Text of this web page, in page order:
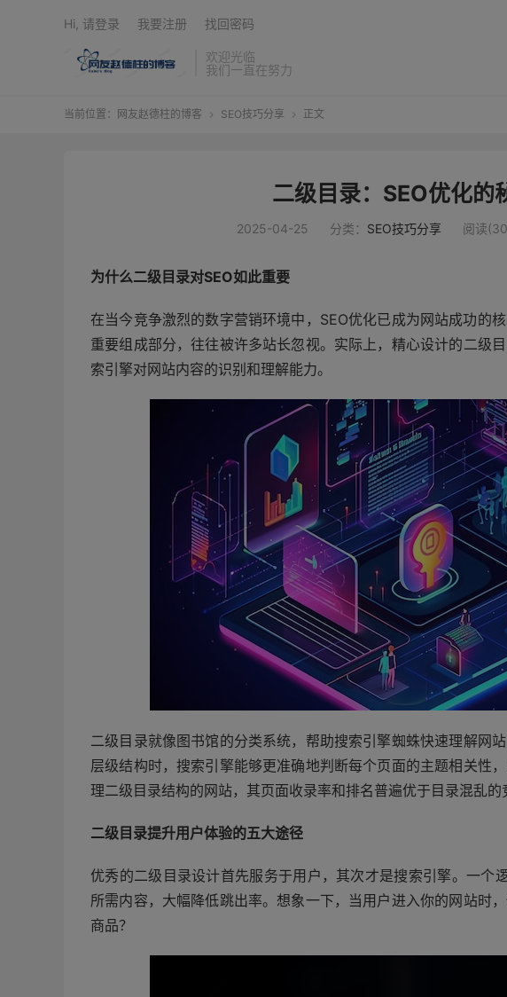
欢迎光临
我们一直在努力
Hi, 请登录 我要注册 找回密码
当前位置： 网友赵德柱的博客  SEO技巧分享  正文
二级目录：SEO优化的
2025-04-25 分类： SEO技巧分享 阅读
为什么二级目录对SEO如此重要
在当今竞争激烈的数字营销环境中，SEO优化已成为网站成功的
重要组成部分，往往被许多站长忽视。实际上，精心设计的二级
索引擎对网站内容的识别和理解能力。
二级目录就像图书馆的分类系统，帮助搜索引擎蜘蛛快速理解网
层级结构时，搜索引擎能够更准确地判断每个页面的主题相关性
理二级目录结构的网站，其页面收录率和排名普遍优于目录混乱的
二级目录提升用户体验的五大途径
优秀的二级目录设计首先服务于用户，其次才是搜索引擎。一个
所需内容，大幅降低跳出率。想象一下，当用户进入你的网站时
商品？